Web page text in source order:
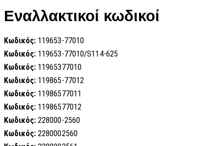
Εναλλακτικοί κωδικοί
Κωδικός: 119653-77010
Κωδικός: 119653-77010/S114-625
Κωδικός: 11965377010
Κωδικός: 119865-77012
Κωδικός: 11986577011
Κωδικός: 11986577012
Κωδικός: 228000-2560
Κωδικός: 2280002560